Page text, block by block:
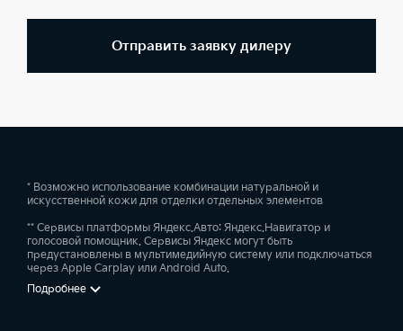
Отправить заявку дилеру
* Возможно использование комбинации натуральной и
искусственной кожи для отделки отдельных элементов
** Сервисы платформы Яндекс.Авто: Яндекс.Навигатор и
голосовой помощник. Сервисы Яндекс могут быть
предустановлены в мультимедийную систему или подключаться
через Apple Carplay или Android Auto.
Подробнее